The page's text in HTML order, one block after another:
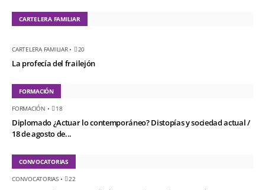
CARTELERA FAMILIAR
CARTELERA FAMILIAR• 20
La profecía del frailejón
FORMACIÓN
FORMACIÓN • 18
Diplomado ¿Actuar lo contemporáneo? Distopías y sociedad actual /
18 de agosto de...
CONVOCATORIAS
CONVOCATORIAS• 22